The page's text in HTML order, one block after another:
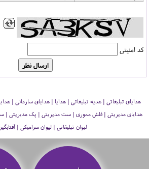
کد امنیتی
هدایای تبلیغاتی | هدیه تبلیغاتی | هدایا | هدایای سازمانی |
هدایای مدیریتی | فلش مموری | ست مدیریتی | پک مدیریتی |
لیوان تبلیغاتی | لیوان سرامیکی |